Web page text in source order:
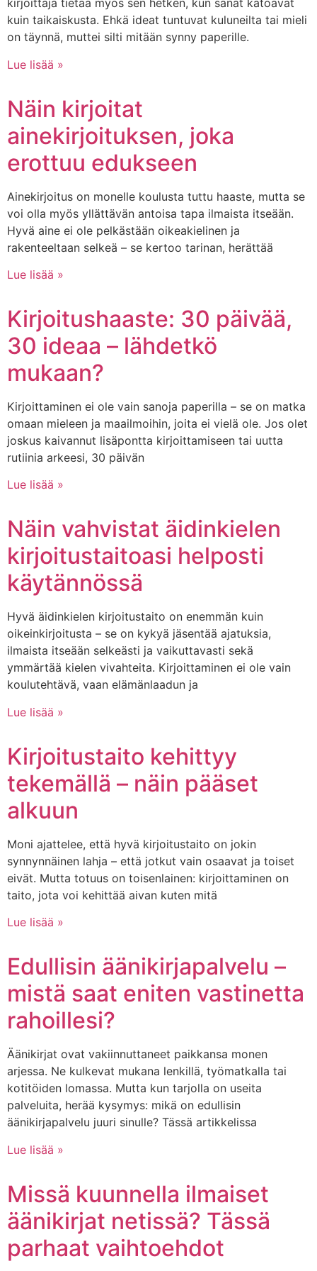
kirjoittaja tietää myös sen hetken, kun sanat katoavat
kuin taikaiskusta. Ehkä ideat tuntuvat kuluneilta tai mieli
on täynnä, muttei silti mitään synny paperille.
Lue lisää »
Näin kirjoitat
ainekirjoituksen, joka
erottuu edukseen
Ainekirjoitus on monelle koulusta tuttu haaste, mutta se
voi olla myös yllättävän antoisa tapa ilmaista itseään.
Hyvä aine ei ole pelkästään oikeakielinen ja
rakenteeltaan selkeä – se kertoo tarinan, herättää
Lue lisää »
Kirjoitushaaste: 30 päivää,
30 ideaa – lähdetkö
mukaan?
Kirjoittaminen ei ole vain sanoja paperilla – se on matka
omaan mieleen ja maailmoihin, joita ei vielä ole. Jos olet
joskus kaivannut lisäpontta kirjoittamiseen tai uutta
rutiinia arkeesi, 30 päivän
Lue lisää »
Näin vahvistat äidinkielen
kirjoitustaitoasi helposti
käytännössä
Hyvä äidinkielen kirjoitustaito on enemmän kuin
oikeinkirjoitusta – se on kykyä jäsentää ajatuksia,
ilmaista itseään selkeästi ja vaikuttavasti sekä
ymmärtää kielen vivahteita. Kirjoittaminen ei ole vain
koulutehtävä, vaan elämänlaadun ja
Lue lisää »
Kirjoitustaito kehittyy
tekemällä – näin pääset
alkuun
Moni ajattelee, että hyvä kirjoitustaito on jokin
synnynnäinen lahja – että jotkut vain osaavat ja toiset
eivät. Mutta totuus on toisenlainen: kirjoittaminen on
taito, jota voi kehittää aivan kuten mitä
Lue lisää »
Edullisin äänikirjapalvelu –
mistä saat eniten vastinetta
rahoillesi?
Äänikirjat ovat vakiinnuttaneet paikkansa monen
arjessa. Ne kulkevat mukana lenkillä, työmatkalla tai
kotitöiden lomassa. Mutta kun tarjolla on useita
palveluita, herää kysymys: mikä on edullisin
äänikirjapalvelu juuri sinulle? Tässä artikkelissa
Lue lisää »
Missä kuunnella ilmaiset
äänikirjat netissä? Tässä
parhaat vaihtoehdot